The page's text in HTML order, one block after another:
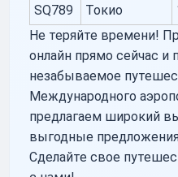
SQ789
Токио
Не теряйте времени!
онлайн прямо сейчас и
незабываемое
Международного
предлагаем широкий
выгодные
Сделайте свое